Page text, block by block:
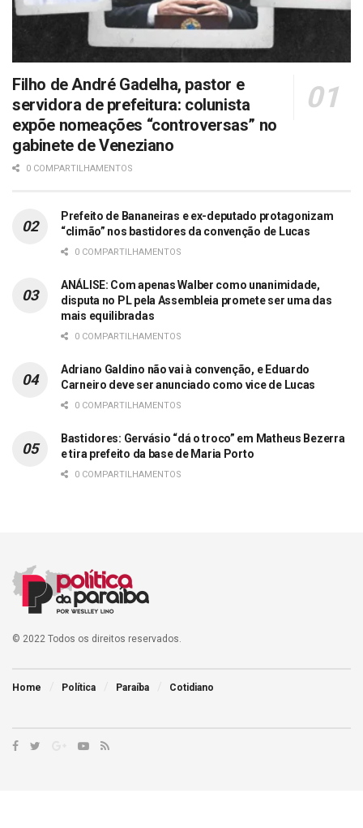
Filho de André Gadelha, pastor e
servidora de prefeitura: colunista
expõe nomeações “controversas” no
gabinete de Veneziano
0 COMPARTILHAMENTOS
Prefeito de Bananeiras e ex-deputado protagonizam
“climão” nos bastidores da convenção de Lucas
0 COMPARTILHAMENTOS
ANÁLISE: Com apenas Walber como unanimidade,
disputa no PL pela Assembleia promete ser uma das
mais equilibradas
0 COMPARTILHAMENTOS
Adriano Galdino não vai à convenção, e Eduardo
Carneiro deve ser anunciado como vice de Lucas
0 COMPARTILHAMENTOS
Bastidores: Gervásio “dá o troco” em Matheus Bezerra
e tira prefeito da base de Maria Porto
0 COMPARTILHAMENTOS
© 2022 Todos os direitos reservados.
Home Política Paraíba Cotidiano